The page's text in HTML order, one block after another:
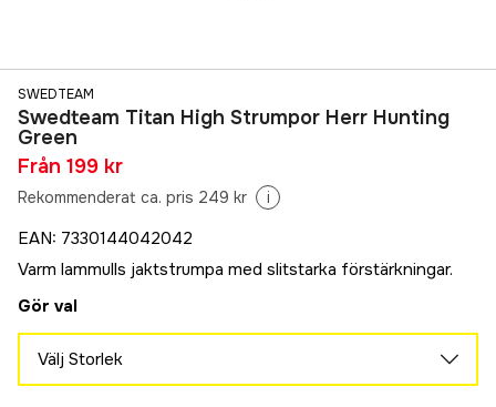
SWEDTEAM
Swedteam Titan High Strumpor Herr Hunting
Green
Från 199 kr
Rekommenderat ca. pris 249 kr i
EAN: 7330144042042
Varm lammulls jaktstrumpa med slitstarka förstärkningar.
Gör val
Välj Storlek